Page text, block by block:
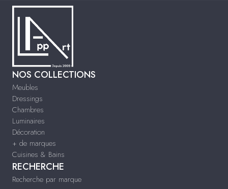
NOS COLLECTIONS
Meubles
Dressings
Chambres
Luminaires
Décoration
+ de marques
Cuisines & Bains
RECHERCHE
Recherche par marque